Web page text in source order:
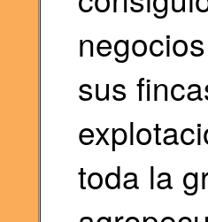
sus
toda la